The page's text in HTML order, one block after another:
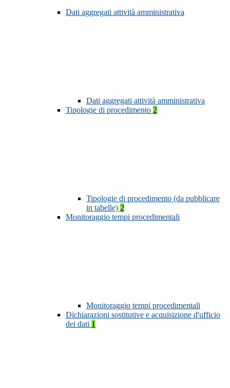
Dati aggregati attività amministrativa
Dati aggregati attività amministrativa
Tipologie di procedimento 2
Tipologie di procedimento (da pubblicare
in tabelle) 2
Monitoraggio tempi procedimentali
Monitoraggio tempi procedimentali
Dichiarazioni sostitutive e acquisizione d'ufficio
dei dati 1